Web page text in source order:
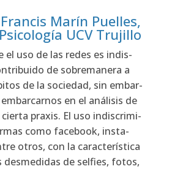
Marín Puelles,
UCV Trujillo
el uso de las redes es indis­
de sobre­ma­ne­ra a
de la socie­dad, sin embar­
en el aná­li­sis de
pra­xis. El uso indis­cri­mi­
como face­book, ins­ta­
otros, con la carac­te­rís­ti­ca
des­me­di­das de sel­fies, fotos,